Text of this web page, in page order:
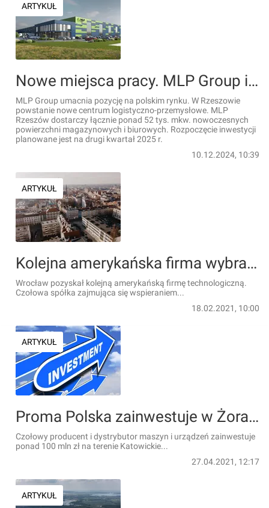
ARTYKUŁ
Nowe miejsca pracy. MLP Group inwestuje w Rzeszowie
MLP Group umacnia pozycję na polskim rynku. W Rzeszowie
powstanie nowe centrum logistyczno-przemysłowe. MLP
Rzeszów dostarczy łącznie ponad 52 tys. mkw. nowoczesnych
powierzchni magazynowych i biurowych. Rozpoczęcie inwestycji
planowane jest na drugi kwartał 2025 r.
10.12.2024, 10:39
ARTYKUŁ
Kolejna amerykańska firma wybrała Wrocław. Będą nowe miejsca pracy
Wrocław pozyskał kolejną amerykańską firmę technologiczną.
Czołowa spółka zajmująca się wspieraniem...
18.02.2021, 10:00
ARTYKUŁ
Proma Polska zainwestuje w Żorach. Będą nowe miejsca pracy
Czołowy producent i dystrybutor maszyn i urządzeń zainwestuje
ponad 100 mln zł na terenie Katowickie...
27.04.2021, 12:17
ARTYKUŁ